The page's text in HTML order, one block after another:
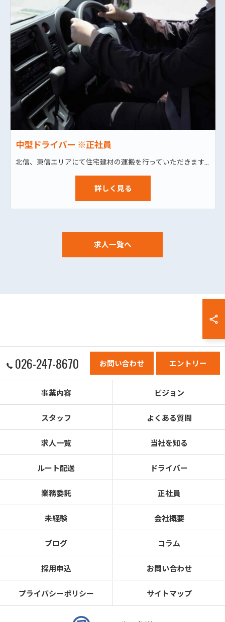
中型ドライバー ※正社員
北信、東信エリアにて住宅建材の運搬を行っていただきます。 住宅建材といっても資材の幅は非常に多岐に渡り、柱やボード、住宅用水回り設備、各種インテリア関係など様々です。
詳しく見る
求人一覧へ
026-247-8670 お問い合わせ エントリー
事業内容 ビジョン
スタッフ よくある質問
求人一覧 当社を知る
ルート配送 ドライバー
業務委託 正社員
未経験 会社概要
ブログ コラム
採用申込 お問い合わせ
プライバシーポリシー サイトマップ